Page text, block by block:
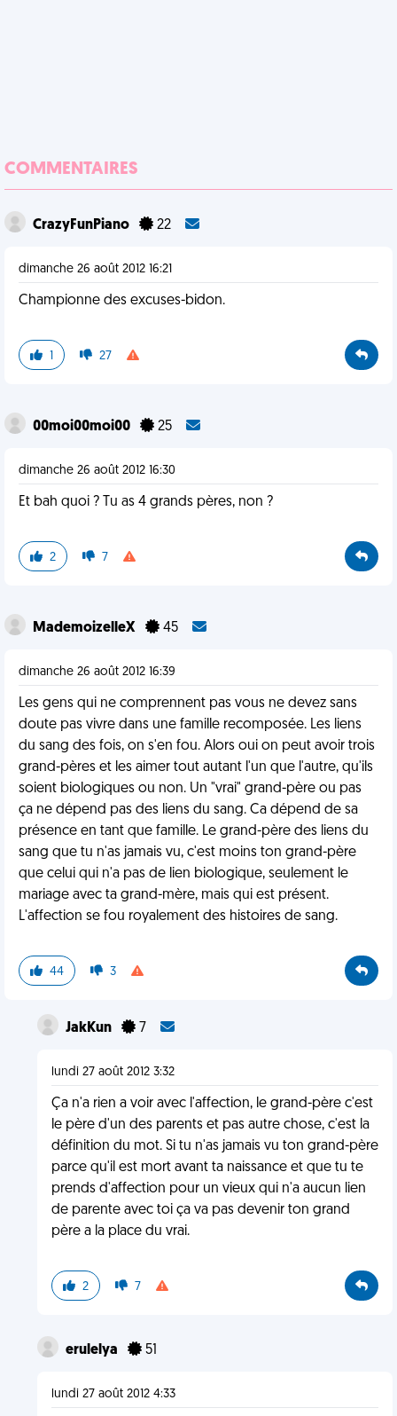
COMMENTAIRES
CrazyFunPiano 22
dimanche 26 août 2012 16:21
Championne des excuses-bidon.
1 27
00moi00moi00 25
dimanche 26 août 2012 16:30
Et bah quoi ? Tu as 4 grands pères, non ?
2 7
MademoizelleX 45
dimanche 26 août 2012 16:39
Les gens qui ne comprennent pas vous ne devez sans
doute pas vivre dans une famille recomposée. Les liens
du sang des fois, on s'en fou. Alors oui on peut avoir trois
grand-pères et les aimer tout autant l'un que l'autre, qu'ils
soient biologiques ou non. Un "vrai" grand-père ou pas
ça ne dépend pas des liens du sang. Ca dépend de sa
présence en tant que famille. Le grand-père des liens du
sang que tu n'as jamais vu, c'est moins ton grand-père
que celui qui n'a pas de lien biologique, seulement le
mariage avec ta grand-mère, mais qui est présent.
L'affection se fou royalement des histoires de sang.
44 3
JakKun 7
lundi 27 août 2012 3:32
Ça n'a rien a voir avec l'affection, le grand-père c'est
le père d'un des parents et pas autre chose, c'est la
définition du mot. Si tu n'as jamais vu ton grand-père
parce qu'il est mort avant ta naissance et que tu te
prends d'affection pour un vieux qui n'a aucun lien
de parente avec toi ça va pas devenir ton grand
père a la place du vrai.
2 7
erulelya 51
lundi 27 août 2012 4:33